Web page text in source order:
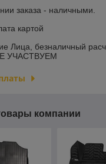
заказа - наличными.
картой
Лица, безналичный
УЧАСТВУЕМ
компании